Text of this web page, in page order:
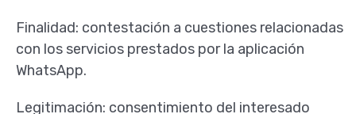
Finalidad: contestación a cuestiones relacionadas
con los servicios prestados por la aplicación
WhatsApp.
Legitimación: consentimiento del interesado